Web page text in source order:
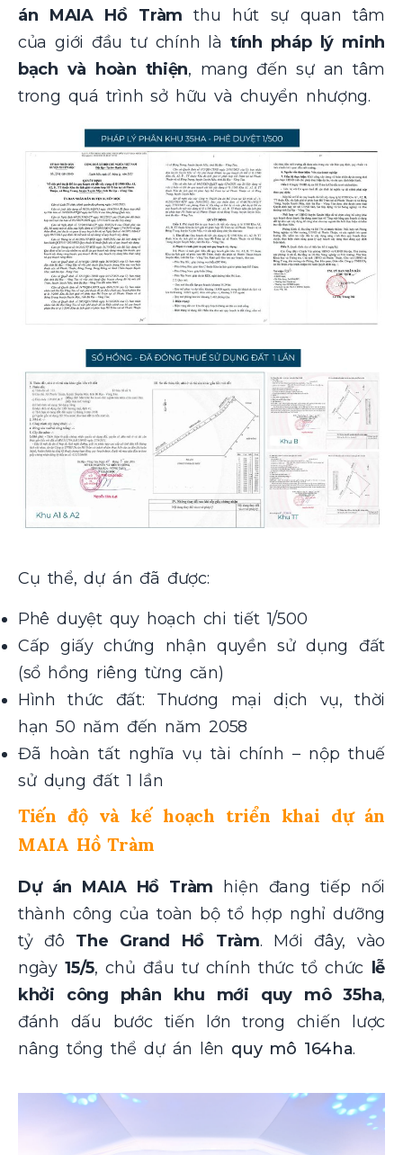
án MAIA Hồ Tràm thu hút sự quan tâm
của giới đầu tư chính là tính pháp lý minh
bạch và hoàn thiện, mang đến sự an tâm
trong quá trình sở hữu và chuyển nhượng.
Cụ thể, dự án đã được:
Phê duyệt quy hoạch chi tiết 1/500
Cấp giấy chứng nhận quyền sử dụng đất
(sổ hồng riêng từng căn)
Hình thức đất: Thương mại dịch vụ, thời
hạn 50 năm đến năm 2058
Đã hoàn tất nghĩa vụ tài chính – nộp thuế
sử dụng đất 1 lần
Tiến độ và kế hoạch triển khai dự án
MAIA Hồ Tràm
Dự án MAIA Hồ Tràm hiện đang tiếp nối
thành công của toàn bộ tổ hợp nghỉ dưỡng
tỷ đô The Grand Hồ Tràm. Mới đây, vào
ngày15/5, chủ đầu tư chính thức tổ chức lễ
khởi công phân khu mới quy mô 35ha,
đánh dấu bước tiến lớn trong chiến lược
nâng tổng thể dự án lên quy mô 164ha.